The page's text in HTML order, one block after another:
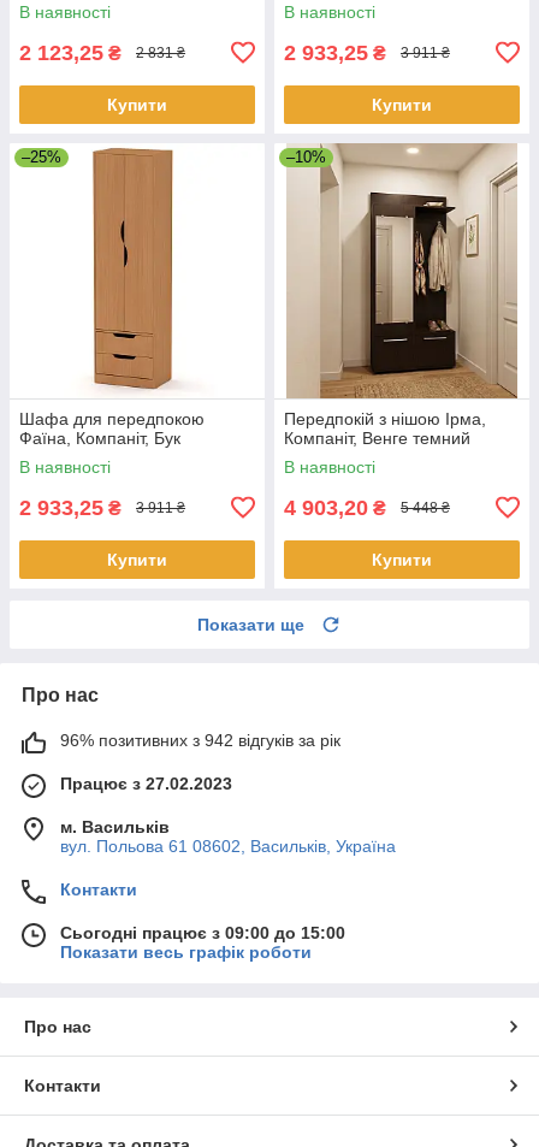
В наявності
2 123,25 ₴ 2 831 ₴
Купити
В наявності
2 933,25 ₴ 3 911 ₴
Купити
–25%
Шафа для передпокою
Фаїна, Компаніт, Бук
В наявності
2 933,25 ₴ 3 911 ₴
Купити
–10%
Передпокій з нішою Ірма,
Компаніт, Венге темний
В наявності
4 903,20 ₴ 5 448 ₴
Купити
Показати ще
Про нас
96% позитивних з 942 відгуків за рік
Працює з 27.02.2023
м. Васильків
вул. Польова 61 08602, Васильків, Україна
Контакти
Сьогодні працює з 09:00 до 15:00
Показати весь графік роботи
Про нас
Контакти